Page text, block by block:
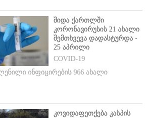
შიდა ქართლში
კორონავირუსის 21 ახალი
შემთხვევა დადასტურდა -
25 აპრილი
COVID-19
ინფიცირების 966 ახალი
კოვიდაფეთქება კასპის